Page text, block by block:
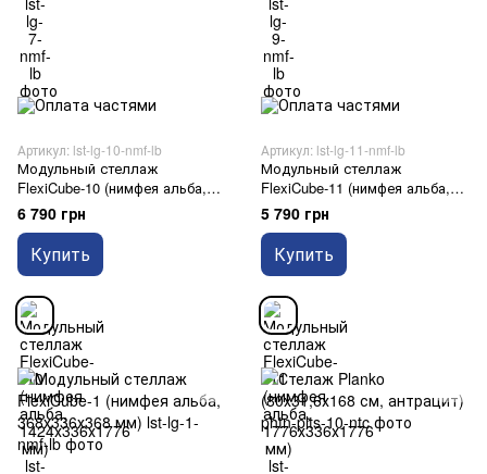
Артикул: lst-lg-10-nmf-lb
Модульный стеллаж
FlexiCube-10 (нимфея альба,
1424х336х1776 мм)
6 790 грн
Купить
Артикул: lst-lg-11-nmf-lb
Модульный стеллаж
FlexiCube-11 (нимфея альба,
1776х336х1776 мм)
5 790 грн
Купить